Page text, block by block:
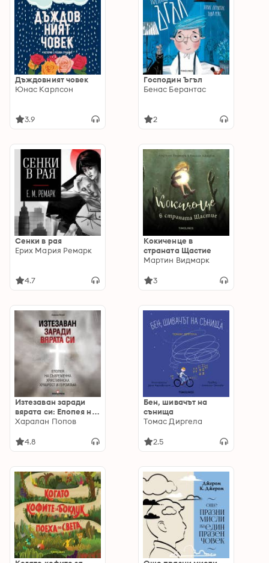
Дъждовният човек
Юнас Карлсон
3.9
Господин Ъгъл
Бенас Берантас
2
Сенки в рая
Ерих Мария Ремарк
4.7
Кокиченце в
страната Щастие
Мартин Видмарк
3
Изтезаван заради
вярата си: Епопея на
съвременна
храброст и героизъм
Харалан Попов
4.8
Бен, шивачът на
сънища
Томас Диргела
2.5